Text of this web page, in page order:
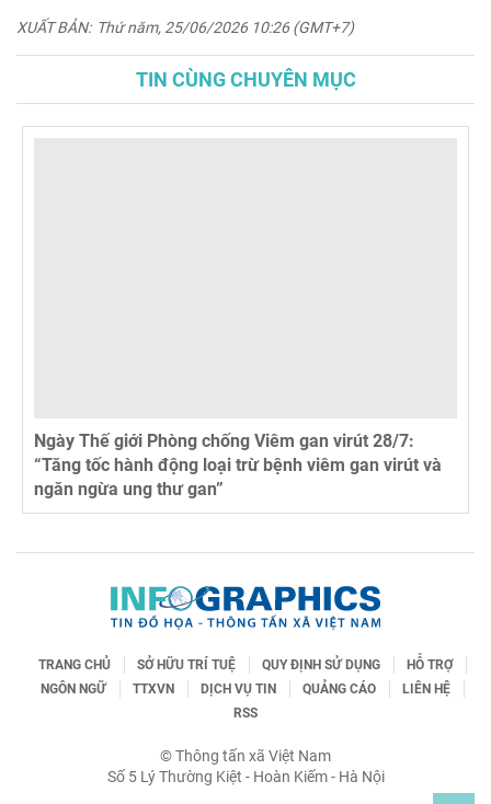
XUẤT BẢN: Thứ năm, 25/06/2026 10:26 (GMT+7)
TIN CÙNG CHUYÊN MỤC
Ngày Thế giới Phòng chống Viêm gan virút 28/7:
“Tăng tốc hành động loại trừ bệnh viêm gan virút và
ngăn ngừa ung thư gan”
TRANG CHỦ SỞ HỮU TRÍ TUỆ QUY ĐỊNH SỬ DỤNG
HỖ TRỢ
NGÔN NGỮ
TTXVN DỊCH VỤ TIN QUẢNG CÁO
LIÊN HỆ
RSS
© Thông tấn xã Việt Nam
Số 5 Lý Thường Kiệt - Hoàn Kiếm - Hà Nội